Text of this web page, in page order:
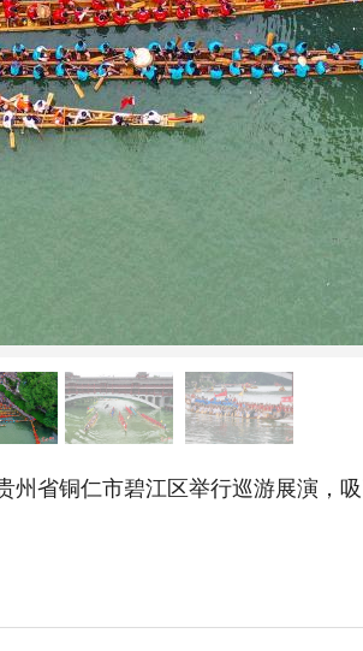
省铜仁市碧江区举行巡游展演，